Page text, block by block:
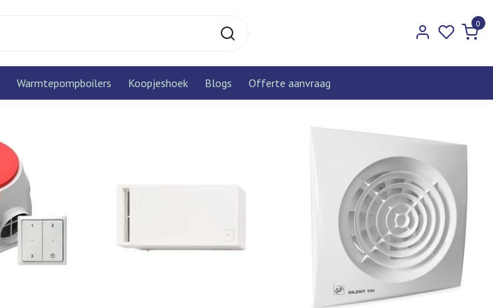
0
Warmtepompboilers Koopjeshoek Blogs Offerte aanvraag